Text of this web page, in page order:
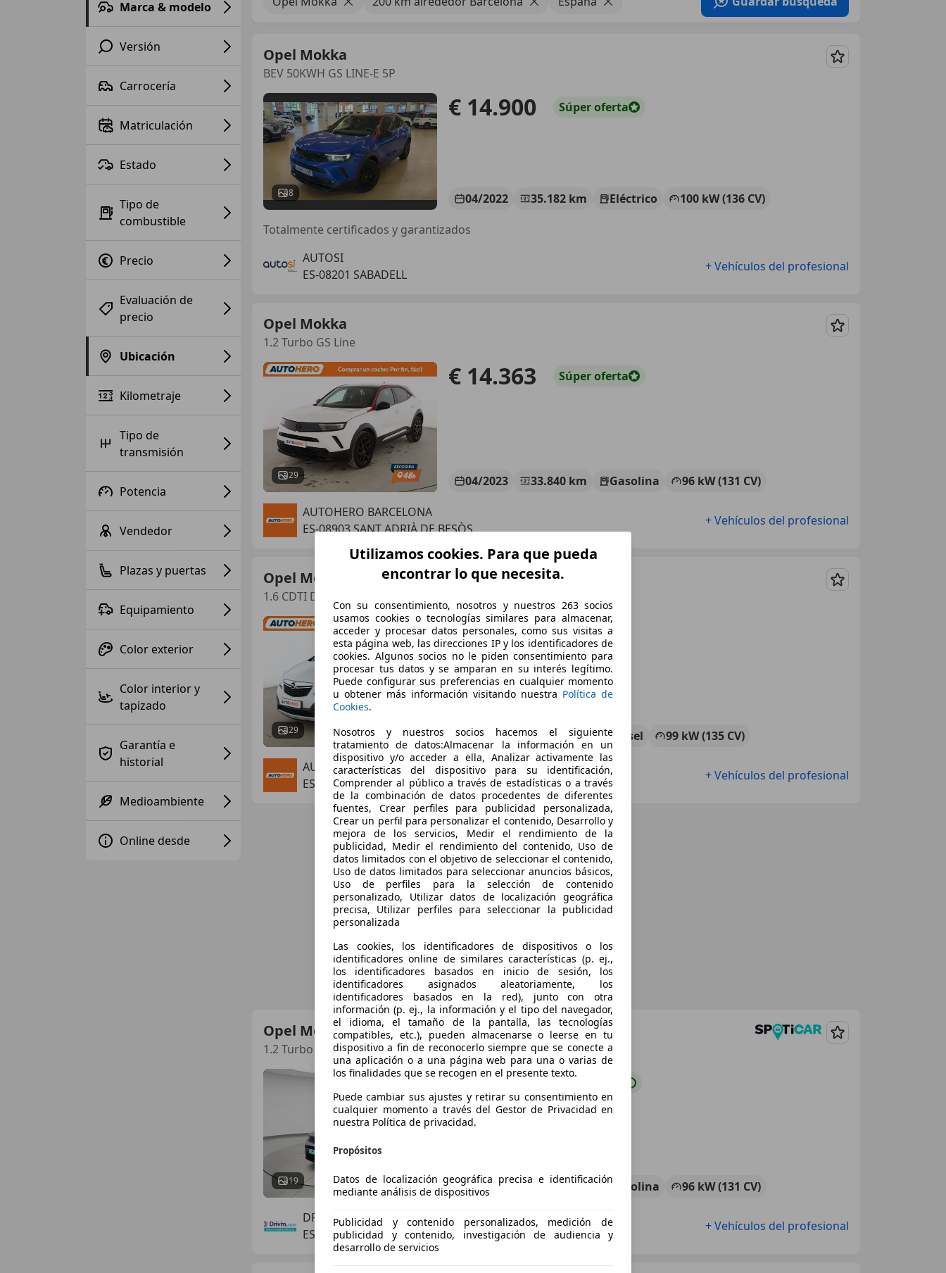
Marca & modelo
Versión
Carrocería
Matriculación
Estado
Tipo de
combustible
Precio
Evaluación de
precio
Ubicación
Kilometraje
Tipo de
transmisión
Potencia
Vendedor
Plazas y puertas
Equipamiento
Color exterior
Color interior y
tapizado
Garantía e
historial
Medioambiente
Online desde
Opel Mokka
BEV 50KWH GS LINE-E 5P
Guardar
8
€ 14.900 Súperoferta
04/2022 35.182 km Eléctrico
100 kW (136 CV)
Totalmente certificados y garantizados
AUTOSI
ES-08201 SABADELL
+ Vehículos del profesional
Opel Mokka
1.2 Turbo GS Line
Guardar
29
€ 14.363 Súperoferta
04/2023 33.840 km Gasolina
96 kW (131 CV)
AUTOHERO BARCELONA
ES-08903 SANT ADRIÀ DE BESÒS
+ Vehículos del profesional
Opel Mokka
1.6 CDTI DPF Crosscity
Guardar
29
€ 9.713 Precio justo
07/2015 86.427 km Diésel
99 kW (135 CV)
AUTOHERO BARCELONA
ES-08903 SANT ADRIÀ DE BESÒS
+ Vehículos del profesional
Opel Mokka
1.2 Turbo 96 kW (130 CV) GS
Guardar
19
€ 13.900
07/2021 36.300 km Gasolina
96 kW (131 CV)
DRIVIM
ES-08915 BADALONA
+ Vehículos del profesional
Utilizamos cookies. Para que pueda
encontrar lo que necesita.
Con su consentimiento, nosotros y nuestros 263 socios
usamos cookies o tecnologías similares para almacenar,
acceder y procesar datos personales, como sus visitas a
esta página web, las direcciones IP y los identificadores de
cookies. Algunos socios no le piden consentimiento para
procesar tus datos y se amparan en su interés legítimo.
Puede configurar sus preferencias en cualquier momento
u obtener más información visitando nuestra Política de
Cookies.
Nosotros y nuestros socios hacemos el siguiente
tratamiento de datos:Almacenar la información en un
dispositivo y/o acceder a ella, Analizar activamente las
características del dispositivo para su identificación,
Comprender al público a través de estadísticas o a través
de la combinación de datos procedentes de diferentes
fuentes, Crear perfiles para publicidad personalizada,
Crear un perfil para personalizar el contenido, Desarrollo y
mejora de los servicios, Medir el rendimiento de la
publicidad, Medir el rendimiento del contenido, Uso de
datos limitados con el objetivo de seleccionar el contenido,
Uso de datos limitados para seleccionar anuncios básicos,
Uso de perfiles para la selección de contenido
personalizado, Utilizar datos de localización geográfica
precisa, Utilizar perfiles para seleccionar la publicidad
personalizada
Las cookies, los identificadores de dispositivos o los
identificadores online de similares características (p. ej.,
los identificadores basados en inicio de sesión, los
identificadores asignados aleatoriamente, los
identificadores basados en la red), junto con otra
información (p. ej., la información y el tipo del navegador,
el idioma, el tamaño de la pantalla, las tecnologías
compatibles, etc.), pueden almacenarse o leerse en tu
dispositivo a fin de reconocerlo siempre que se conecte a
una aplicación o a una página web para una o varias de
los finalidades que se recogen en el presente texto.
Puede cambiar sus ajustes y retirar su consentimiento en
cualquier momento a través del Gestor de Privacidad en
nuestra Política de privacidad.
Propósitos
Datos de localización geográfica precisa e identificación
mediante análisis de dispositivos
Publicidad y contenido personalizados, medición de
publicidad y contenido, investigación de audiencia y
desarrollo de servicios